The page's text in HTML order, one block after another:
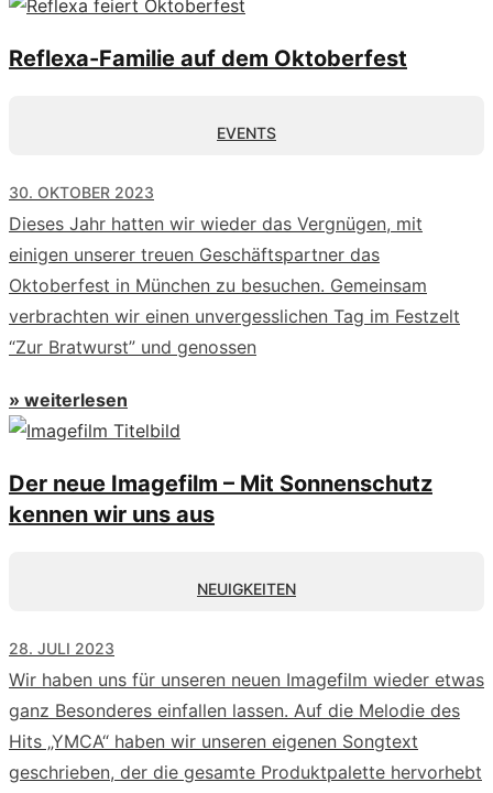
Reflexa-Familie auf dem Oktoberfest
EVENTS
30. OKTOBER 2023
Dieses Jahr hatten wir wieder das Vergnügen, mit
einigen unserer treuen Geschäftspartner das
Oktoberfest in München zu besuchen. Gemeinsam
verbrachten wir einen unvergesslichen Tag im Festzelt
“Zur Bratwurst” und genossen
» weiterlesen
Der neue Imagefilm – Mit Sonnenschutz
kennen wir uns aus
NEUIGKEITEN
28. JULI 2023
Wir haben uns für unseren neuen Imagefilm wieder etwas
ganz Besonderes einfallen lassen. Auf die Melodie des
Hits „YMCA“ haben wir unseren eigenen Songtext
geschrieben, der die gesamte Produktpalette hervorhebt